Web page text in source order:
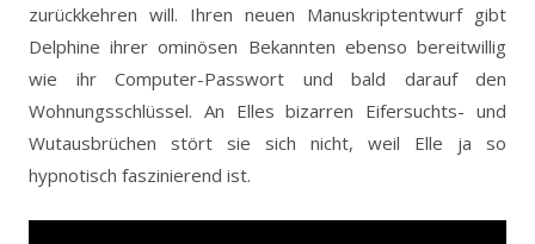
zurückkehren will. Ihren neuen Manuskriptentwurf gibt
Delphine ihrer ominösen Bekannten ebenso bereitwillig
wie ihr Computer-Passwort und bald darauf den
Wohnungsschlüssel. An Elles bizarren Eifersuchts- und
Wutausbrüchen stört sie sich nicht, weil Elle ja so
hypnotisch faszinierend ist.